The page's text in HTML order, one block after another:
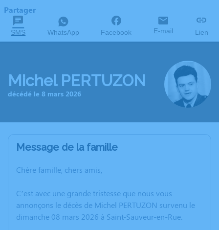
Partager
SMS WhatsApp Facebook E-mail Lien
Michel PERTUZON
décédé le 8 mars 2026
Message de la famille
Chère famille, chers amis,
C’est avec une grande tristesse que nous vous
annonçons le décès de Michel PERTUZON survenu le
dimanche 08 mars 2026 à Saint-Sauveur-en-Rue.